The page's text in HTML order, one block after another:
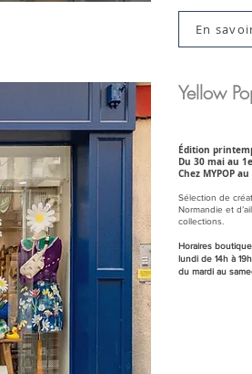
En
Yellow
Édition
Du 30 mai au
Chez MYPOP
Sélection de
Normandie et
collections.
Horaires
lundi de 14h à 19h
du mardi au